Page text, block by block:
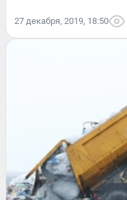
27 декабря, 2019, 18:50